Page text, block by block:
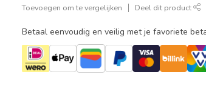
Toevoegen om te vergelijken Deel dit product
Betaal eenvoudig en veilig met je favoriete